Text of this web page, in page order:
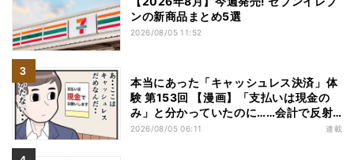
ンの新商品まとめ5選
2026/08/05 11:52
本当にあった「キャッシュレス決済」体
験 第153回 【漫画】「支払いは現金の
み」と分かっていたのに……会計で反射
的に出してしまったものは
2026/08/05 06:11 連載